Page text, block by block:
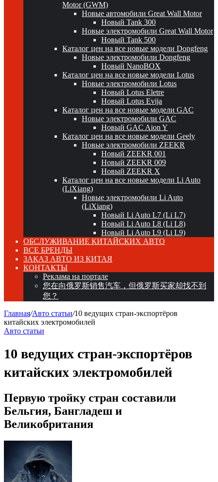
Motor (GWM)
Новые автомобили Great Wall Motor
Новый Tank 300
Новые электромобили Great Wall Motor
Новый Tank 500
Каталог цен на все новые модели Dongfeng
Новые электромобили Dongfeng
Новый NanoBOX
Каталог цен на все новые модели Lotus
Новые электромобили Lotus
Новый Lotus Eletre
Новый Lotus Evija
Каталог цен на все новые модели GAC
Новые электромобили GAC
Новый GAC Aion Y
Каталог цен на все новые модели Geely
Новые электромобили ZEEKR
Новый ZEEKR 001
Новый ZEEKR 009
Новый ZEEKR X
Каталог цен на все новые модели Li Auto
(LiXiang)
Новые электромобили Li Auto
(LiXiang)
Новый Li Auto L7 (Li L7)
Новый Li Auto L8 (Li L8)
Новый Li Auto L9 (Li L9)
ОБСЛУЖИВАНИЕ КИТАЙСКИХ АВТО
ВСЕ БРЕНДЫ
ЗАКАЗ АВТО ИЗ КИТАЯ
КОНТАКТЫ
Реклама на портале
您在向俄罗斯销售汽车，但俄罗斯买家却找不到
您？
Главная/Авто статьи/10 ведущих стран-экспортёров
китайских электромобилей
Авто статьи
10 ведущих стран-экспортёров
китайских электромобилей
Первую тройку стран составили
Бельгия, Бангладеш и
Великобритания